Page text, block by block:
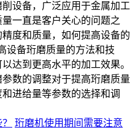
设备，广泛应用于金属加工
一直是客户关心的问题之
度和质量，如何提高设备的
设备珩磨质量的方法和技
达到更高水平的加工效果。
的调整对于提高珩磨质量
进给量等参数的选择和调
珩磨机使用期间需要注意